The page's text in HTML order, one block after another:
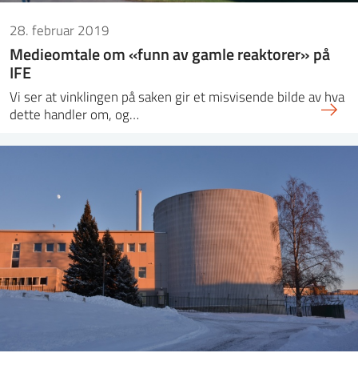
28. februar 2019
Medieomtale om «funn av gamle reaktorer» på
IFE
Vi ser at vinklingen på saken gir et misvisende bilde av hva
dette handler om, og…